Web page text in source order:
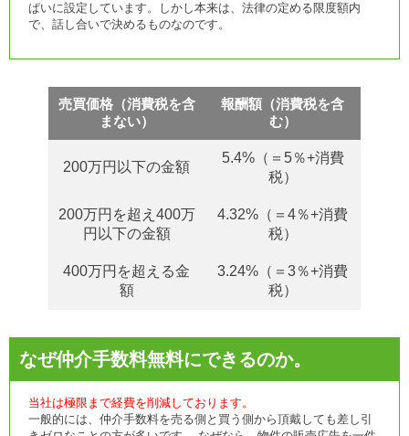
ぱいに設定しています。しかし本来は、法律の定める限度額内
で、話し合いで決めるものなのです。
売買価格（消費税を含
まない）
報酬額（消費税を含
む）
200万円以下の金額
5.4%（＝5％+消費
税）
200万円を超え400万
円以下の金額
4.32%（＝4％+消費
税）
400万円を超える金
額
3.24%（＝3％+消費
税）
なぜ仲介手数料無料にできるのか。
当社は極限まで経費を削減しております。
一般的には、仲介手数料を売る側と買う側から頂戴しても差し引